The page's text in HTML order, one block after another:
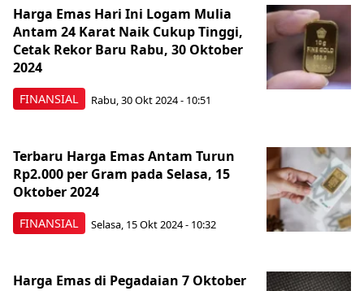
FINANSIAL
Harga Emas Hari Ini Logam Mulia
Antam 24 Karat Naik Cukup Tinggi,
Cetak Rekor Baru Rabu, 30 Oktober
2024
Rabu, 30 Okt 2024 - 10:51
FINANSIAL
Terbaru Harga Emas Antam Turun
Rp2.000 per Gram pada Selasa, 15
Oktober 2024
Selasa, 15 Okt 2024 - 10:32
Harga Emas di Pegadaian 7 Oktober